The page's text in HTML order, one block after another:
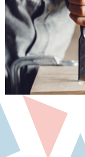
Die
Ammerland
sowie bei den